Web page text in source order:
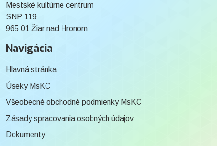
Mestské kultúrne centrum
SNP 119
965 01 Žiar nad Hronom
Navigácia
Hlavná stránka
Úseky MsKC
Všeobecné obchodné podmienky MsKC
Zásady spracovania osobných údajov
Dokumenty